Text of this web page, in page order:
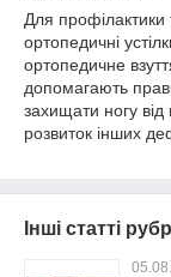
Для профілактики
ортопедичні
ортопедичне
допомагають
захищати ногу від
розвиток інших
Інші статті